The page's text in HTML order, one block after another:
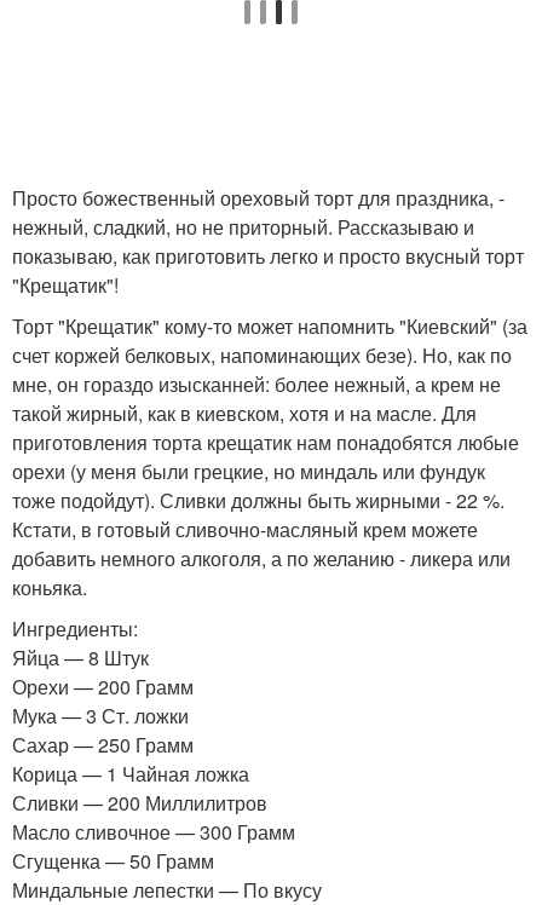
Просто божественный ореховый торт для праздника, -
нежный, сладкий, но не приторный. Рассказываю и
показываю, как приготовить легко и просто вкусный торт
"Крещатик"!
Торт "Крещатик" кому-то может напомнить "Киевский" (за
счет коржей белковых, напоминающих безе). Но, как по
мне, он гораздо изысканней: более нежный, а крем не
такой жирный, как в киевском, хотя и на масле. Для
приготовления торта крещатик нам понадобятся любые
орехи (у меня были грецкие, но миндаль или фундук
тоже подойдут). Сливки должны быть жирными - 22 %.
Кстати, в готовый сливочно-масляный крем можете
добавить немного алкоголя, а по желанию - ликера или
коньяка.
Ингредиенты:
Яйца — 8 Штук
Орехи — 200 Грамм
Мука — 3 Ст. ложки
Сахар — 250 Грамм
Корица — 1 Чайная ложка
Сливки — 200 Миллилитров
Масло сливочное — 300 Грамм
Сгущенка — 50 Грамм
Миндальные лепестки — По вкусу